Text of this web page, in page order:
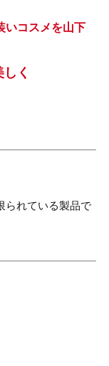
いコスメを山下
く
られている製品で